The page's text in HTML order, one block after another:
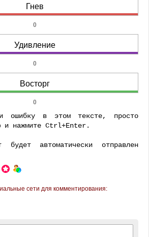
Гнев
0
Удивление
0
Восторг
0
ошибку в этом тексте, просто
и нажмите Ctrl+Enter.
будет автоматически отправлен
сети для комментирования: